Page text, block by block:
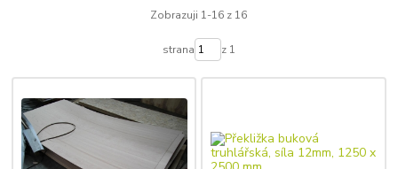
Zobrazuji 1-16 z 16
strana z 1